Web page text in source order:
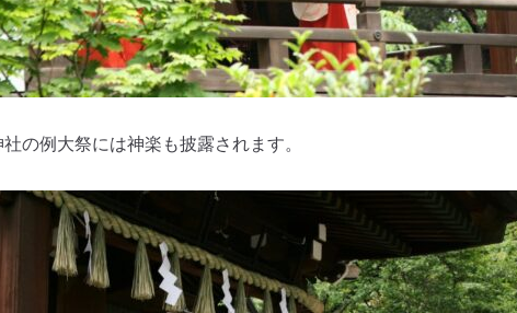
の例大祭には神楽も披露されます。